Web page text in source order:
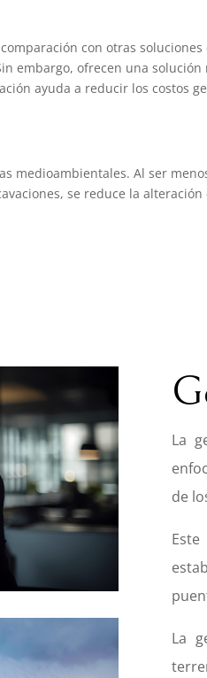
con otras
embargo, ofrecen una
ayuda a reducir los costos
medioambientales. Al ser
se reduce la
La
de
La